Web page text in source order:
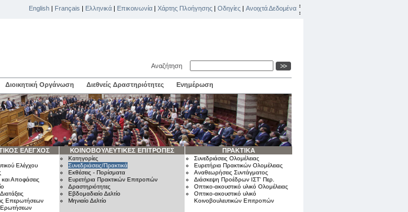
English | Français | Ελληνικά | Επικοινωνία | Χάρτης Πλοήγησης | Οδηγίες | Ανοιχτά Δεδομένα
Αναζήτηση
Διοικητική Οργάνωση Διεθνείς Δραστηριότητες Ενημέρωση
ΕΛΕΓΧΟΣ
Ελέγχου
και Αποφάσεις
Επερωτήσεων
Ερωτήσεων
ΚΟΙΝΟΒΟΥΛΕΥΤΙΚΕΣ ΕΠΙΤΡΟΠΕΣ
Κατηγορίες
Συνεδριάσεις/Πρακτικά
Εκθέσεις - Πορίσματα
Ευρετήρια Πρακτικών Επιτροπών
Δραστηριότητες
Εβδομαδιαίο Δελτίο
Μηνιαίο Δελτίο
ΠΡΑΚΤΙΚΑ
Συνεδριάσεις Ολομέλειας
Ευρετήρια Πρακτικών Ολομέλειας
Αναθεωρήσεις Συντάγματος
Διάσκεψη Προέδρων ΙΣΤ' Περ.
Οπτικο-ακουστικό υλικό Ολομέλειας
Οπτικο-ακουστικό υλικό
Κοινοβουλευτικών Επιτροπών